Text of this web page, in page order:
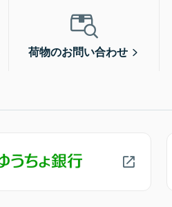
荷物のお問い合わせ